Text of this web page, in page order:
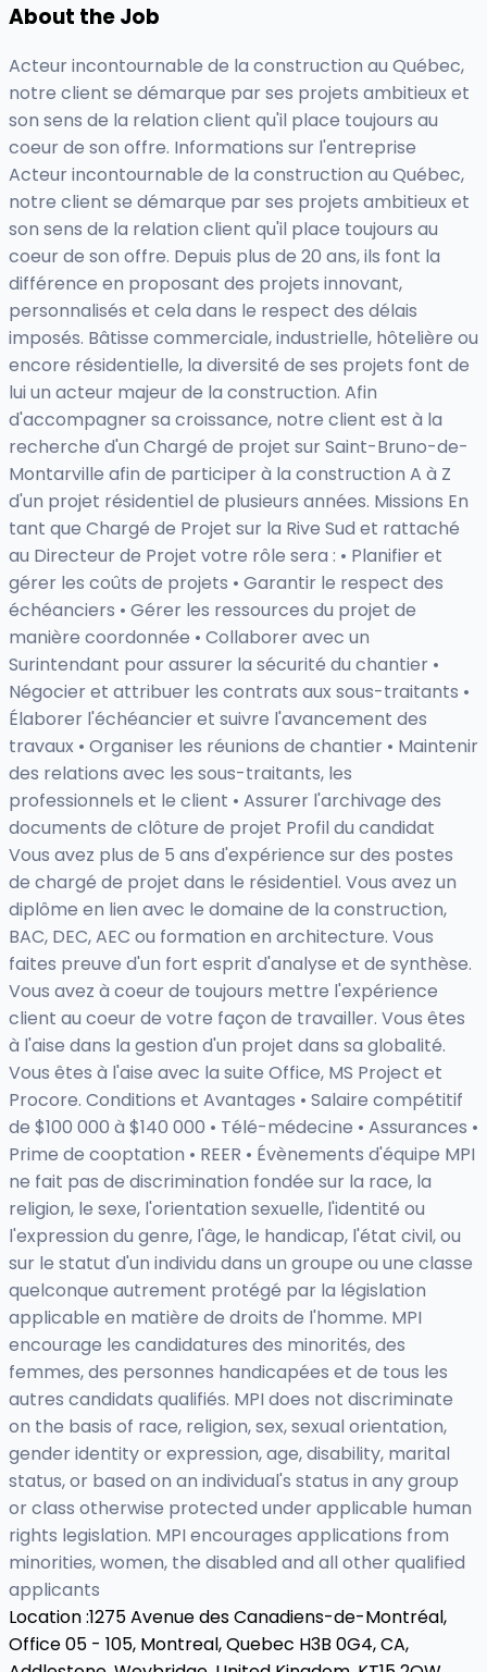
About the Job
Acteur incontournable de la construction au Québec,
notre client se démarque par ses projets ambitieux et
son sens de la relation client qu'il place toujours au
coeur de son offre. Informations sur l'entreprise
Acteur incontournable de la construction au Québec,
notre client se démarque par ses projets ambitieux et
son sens de la relation client qu'il place toujours au
coeur de son offre. Depuis plus de 20 ans, ils font la
différence en proposant des projets innovant,
personnalisés et cela dans le respect des délais
imposés. Bâtisse commerciale, industrielle, hôtelière ou
encore résidentielle, la diversité de ses projets font de
lui un acteur majeur de la construction. Afin
d'accompagner sa croissance, notre client est à la
recherche d'un Chargé de projet sur Saint-Bruno-de-
Montarville afin de participer à la construction A à Z
d'un projet résidentiel de plusieurs années. Missions En
tant que Chargé de Projet sur la Rive Sud et rattaché
au Directeur de Projet votre rôle sera : • Planifier et
gérer les coûts de projets • Garantir le respect des
échéanciers • Gérer les ressources du projet de
manière coordonnée • Collaborer avec un
Surintendant pour assurer la sécurité du chantier •
Négocier et attribuer les contrats aux sous-traitants •
Élaborer l'échéancier et suivre l'avancement des
travaux • Organiser les réunions de chantier • Maintenir
des relations avec les sous-traitants, les
professionnels et le client • Assurer l'archivage des
documents de clôture de projet Profil du candidat
Vous avez plus de 5 ans d'expérience sur des postes
de chargé de projet dans le résidentiel. Vous avez un
diplôme en lien avec le domaine de la construction,
BAC, DEC, AEC ou formation en architecture. Vous
faites preuve d'un fort esprit d'analyse et de synthèse.
Vous avez à coeur de toujours mettre l'expérience
client au coeur de votre façon de travailler. Vous êtes
à l'aise dans la gestion d'un projet dans sa globalité.
Vous êtes à l'aise avec la suite Office, MS Project et
Procore. Conditions et Avantages • Salaire compétitif
de $100 000 à $140 000 • Télé-médecine • Assurances •
Prime de cooptation • REER • Évènements d'équipe MPI
ne fait pas de discrimination fondée sur la race, la
religion, le sexe, l'orientation sexuelle, l'identité ou
l'expression du genre, l'âge, le handicap, l'état civil, ou
sur le statut d'un individu dans un groupe ou une classe
quelconque autrement protégé par la législation
applicable en matière de droits de l'homme. MPI
encourage les candidatures des minorités, des
femmes, des personnes handicapées et de tous les
autres candidats qualifiés. MPI does not discriminate
on the basis of race, religion, sex, sexual orientation,
gender identity or expression, age, disability, marital
status, or based on an individual's status in any group
or class otherwise protected under applicable human
rights legislation. MPI encourages applications from
minorities, women, the disabled and all other qualified
applicants
Location :1275 Avenue des Canadiens-de-Montréal,
Office 05 - 105, Montreal, Quebec H3B 0G4, CA,